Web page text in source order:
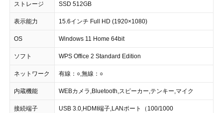
ストレージ SSD 512GB
表示能力 15.6インチ Full HD (1920×1080)
OS Windows 11 Home 64bit
ソフト WPS Office 2 Standard Edition
ネットワーク 有線：○,無線：○
内蔵機能 WEBカメラ,Bluetooth,スピーカー,テンキー,マイク
接続端子
USB 3.0,HDMI端子,LANポート（100/1000